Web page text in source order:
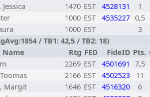
1470 EST 4528131
1
1000 EST 4535227 0,5
1000 EST
3
/ TB1: 42,5 / TB2: 18)
Name Rtg FED FideID Pts.
2269 EST 4501691 7,5
2166 EST 4502523
11
Margit 1646 EST 4516320
6